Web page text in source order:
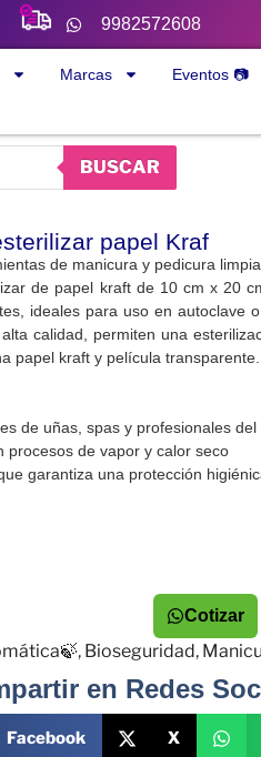
9982572608
Marcas Eventos 📷
BUSCAR
papel Kraf
de manicura y pedicura
de papel kraft de 10 cm x 20
ideales para uso en autoclave
calidad, permiten una
papel kraft y película transparente.
de uñas, spas y profesionales
procesos de vapor y calor seco
garantiza una protección
Cotizar
, Bioseguridad,
en Redes
Facebook X